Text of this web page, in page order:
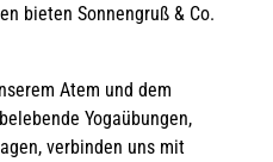
bieten Sonnengruß & Co.
Atem und dem
Yogaübungen,
verbinden uns mit